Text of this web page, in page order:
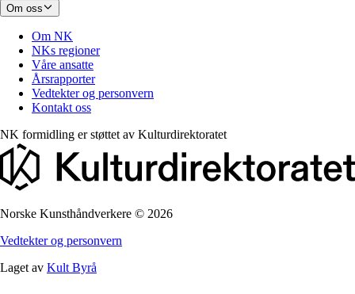
Om oss
Om NK
NKs regioner
Våre ansatte
Årsrapporter
Vedtekter og personvern
Kontakt oss
NK formidling er støttet av Kulturdirektoratet
Norske Kunsthåndverkere © 2026
Vedtekter og personvern
Laget av Kult Byrå